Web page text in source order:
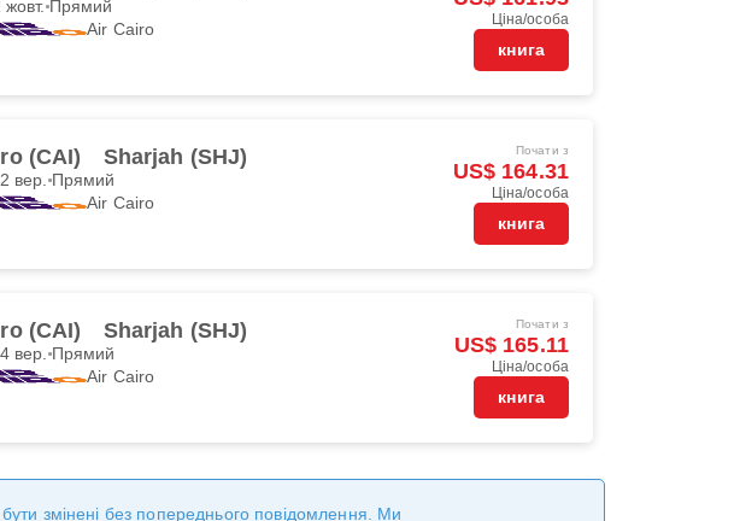
жовт. Прямий
Air Cairo
Ціна/особа
книга
(CAI) Sharjah (SHJ)
вер. Прямий
Air Cairo
Почати з
US$ 164.31
Ціна/особа
книга
(CAI) Sharjah (SHJ)
вер. Прямий
Air Cairo
Почати з
US$ 165.11
Ціна/особа
книга
змінені без попереднього повідомлення. Ми